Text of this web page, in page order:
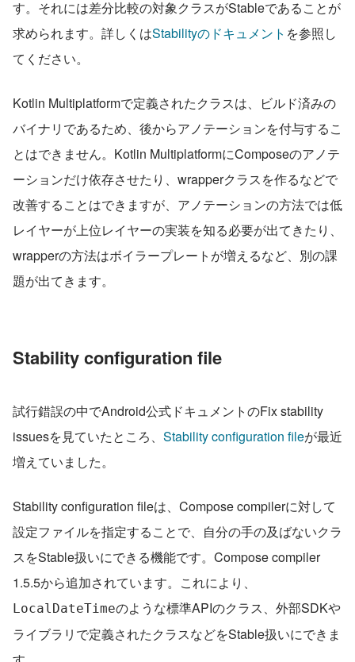
す。それには差分比較の対象クラスがStableであることが
求められます。詳しくはStabilityのドキュメント を参照し
てください。
Kotlin Multiplatformで定義されたクラスは、ビルド済みの
バイナリであるため、後からアノテーションを付与するこ
とはできません。Kotlin MultiplatformにComposeのアノテ
ーションだけ依存させたり、wrapperクラスを作るなどで
改善することはできますが、アノテーションの方法では低
レイヤーが上位レイヤーの実装を知る必要が出てきたり、
wrapperの方法はボイラープレートが増えるなど、別の課
題が出てきます。
Stability configuration file
試行錯誤の中でAndroid公式ドキュメントのFix stability
issuesを見ていたところ、 Stability configuration fileが最近
増えていました。
Stability configuration fileは、Compose compilerに対して
設定ファイルを指定することで、自分の手の及ばないクラ
スをStable扱いにできる機能です。Compose compiler
1.5.5から追加されています。これにより、
LocalDateTimeのような標準APIのクラス、外部SDKや
ライブラリで定義されたクラスなどをStable扱いにできま